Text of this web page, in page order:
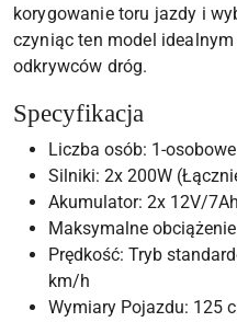
korygowanie toru jazdy i
czyniąc ten model
odkrywców dróg.
Specyfikacja
Liczba osób: 1-osobowe
Silniki: 2x 200W
Akumulator: 2x 12V/
Maksymalne
Prędkość: Tryb
km/h
Wymiary Pojazdu: 125